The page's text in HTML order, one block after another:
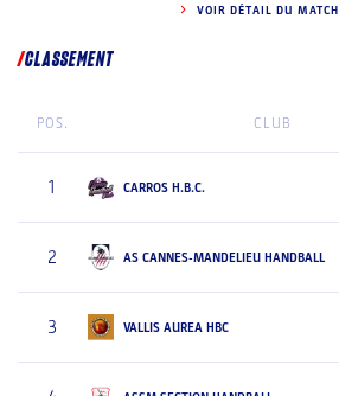
VOIR DÉTAIL DU MATCH
CLASSEMENT
POS. CLUB
1 CARROS H.B.C.
2 AS CANNES-MANDELIEU HANDBALL
3 VALLIS AUREA HBC